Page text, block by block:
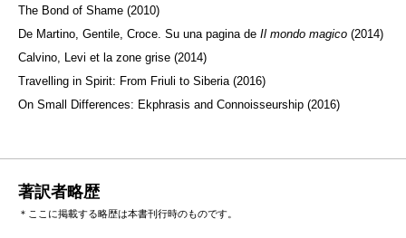
The Bond of Shame (2010)
De Martino, Gentile, Croce. Su una pagina de Il mondo magico(2014)
Calvino, Levi et la zone grise (2014)
Travelling in Spirit: From Friuli to Siberia (2016)
On Small Differences: Ekphrasis and Connoisseurship (2016)
著訳者略歴
＊ここに掲載する略歴は本書刊行時のものです。